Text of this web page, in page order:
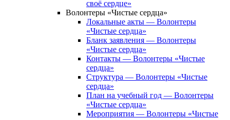
своё сердце»
Волонтеры «Чистые сердца»
Локальные акты — Волонтеры
«Чистые сердца»
Бланк заявления — Волонтеры
«Чистые сердца»
Контакты — Волонтеры «Чистые
сердца»
Структура — Волонтеры «Чистые
сердца»
План на учебный год — Волонтеры
«Чистые сердца»
Мероприятия — Волонтеры «Чистые